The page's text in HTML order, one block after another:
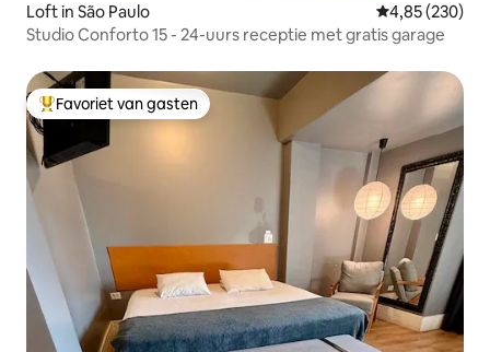
Loft in São Paulo Gemiddelde
4,85 (230)
Studio Conforto 15 - 24-uurs receptie met gratis garage
Topfavoriet van gasten
Favoriet van gasten